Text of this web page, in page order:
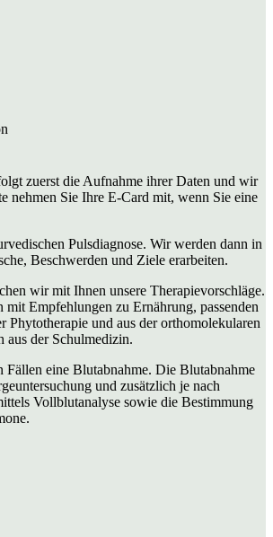
zuerst die Aufnahme ihrer Daten und wir
nehmen Sie Ihre E-Card mit, wenn Sie eine
Pulsdiagnose. Wir werden dann in
Beschwerden und Ziele erarbeiten.
wir mit Ihnen unsere Therapievorschläge.
Empfehlungen zu Ernährung, passenden
und aus der orthomolekularen
der Schulmedizin.
Fällen eine Blutabnahme. Die Blutabnahme
und zusätzlich je nach
Vollblutanalyse sowie die Bestimmung